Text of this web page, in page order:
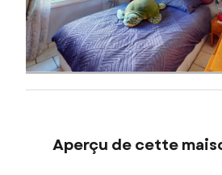
Aperçu de cette